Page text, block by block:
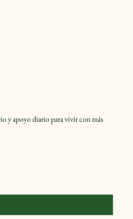
y apoyo diario para vivir con más